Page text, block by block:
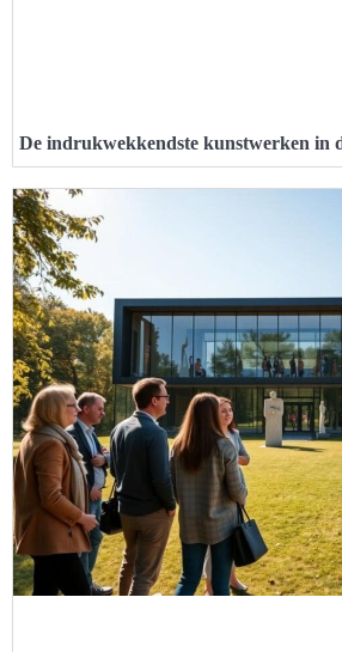
De indrukwekkendste kunstwerken in